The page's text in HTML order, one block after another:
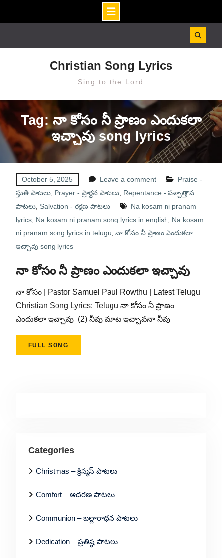
Christian Song Lyrics
Sing to the Lord
Tag: నా కోసం నీ ప్రాణం ఎందుకలా
ఇచ్చావు song lyrics
October 5, 2025 Leave a comment
Praise -
స్తుతి పాటలు, Prayer - ప్రార్థన పాటలు, Repentance - పశ్చాత్తాప
పాటలు, Salvation - రక్షణ పాటలు
Na kosam ni pranam
lyrics, Na kosam ni pranam song lyrics in english
Na kosam
ni pranam song lyrics in telugu నా కోసం నీ ప్రాణం ఎందుకలా
ఇచ్చావు song lyrics
నా కోసం నీ ప్రాణం ఎందుకలా ఇచ్చావు
నా కోసం | Pastor Samuel Paul Rowthu | Latest Telugu
Christian Song Lyrics: Telugu నా కోసం నీ ప్రాణం
ఎందుకలా ఇచ్చావు (2) నీవు మాట ఇచ్చావనా నీవు
FULL SONG
Categories
Christmas – క్రిస్మస్ పాటలు
Comfort – ఆదరణ పాటలు
Communion – బల్లారాధన పాటలు
Dedication – ప్రతిష్ఠ పాటలు